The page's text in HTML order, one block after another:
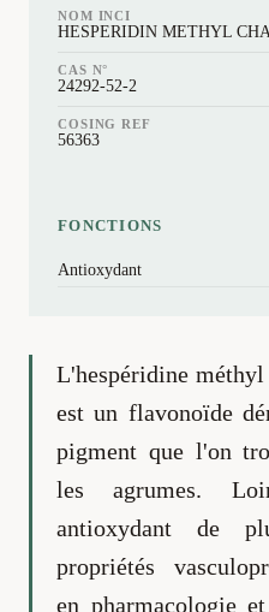
L'hespéridine
est un flavonoïde
pigment que l'on
les agrumes.
antioxydant de
propriétés
en pharmacologie
NOM INCI
HESPERIDIN METHYL
CAS N°
24292-52-2
COSING REF
56363
FONCTIONS
Antioxydant